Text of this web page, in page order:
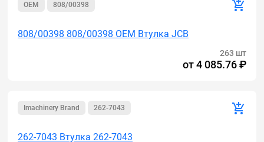
OEM 808/00398
808/00398 808/00398 OEM Втулка JCB
263 шт
от4 085.76 ₽
Imachinery Brand 262-7043
262-7043 Втулка 262-7043